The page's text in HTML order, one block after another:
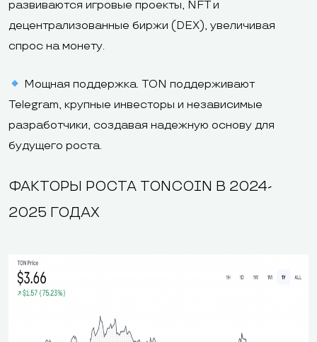
развиваются игровые проекты, NFT и
децентрализованные биржи (DEX), увеличивая
спрос на монету.
Мощная поддержка. TON поддерживают
Telegram, крупные инвесторы и независимые
разработчики, создавая надежную основу для
будущего роста.
ФАКТОРЫ РОСТА TONCOIN В 2024-
2025 ГОДАХ